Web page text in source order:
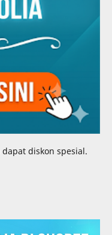
diskon spesial.